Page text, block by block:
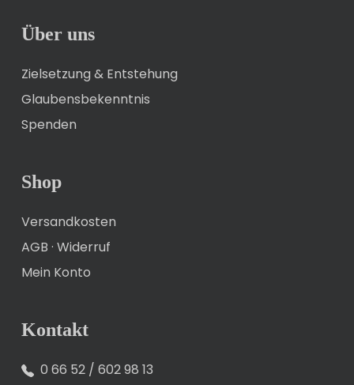
Über uns
Zielsetzung & Entstehung
Glaubensbekenntnis
Spenden
Shop
Versandkosten
AGB · Widerruf
Mein Konto
Kontakt
0 66 52 / 602 98 13